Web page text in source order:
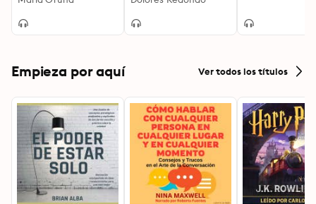
tiempo y cuya figura trasciende hasta nuestros días.
Empieza por aquí Ver todos los títulos